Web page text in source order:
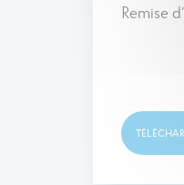
Remise